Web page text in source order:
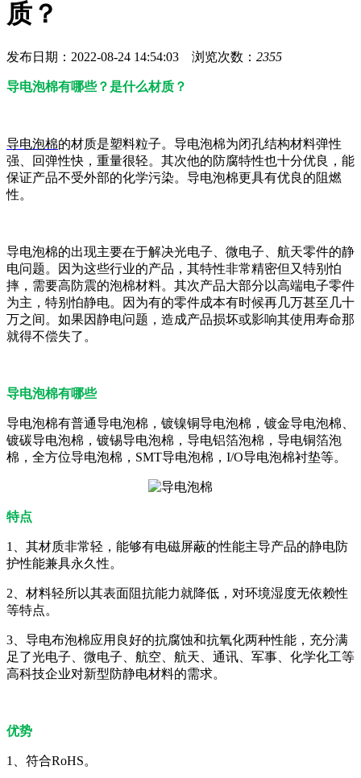
质？
发布日期：2022-08-24 14:54:03 浏览次数： 2355
导电泡棉有哪些？是什么材质？
导电泡棉的材质是塑料粒子。导电泡棉为闭孔结构材料弹性
强、回弹性快，重量很轻。其次他的防腐特性也十分优良，能
保证产品不受外部的化学污染。导电泡棉更具有优良的阻燃
性。
导电泡棉的出现主要在于解决光电子、微电子、航天零件的静
电问题。因为这些行业的产品，其特性非常精密但又特别怕
摔，需要高防震的泡棉材料。其次产品大部分以高端电子零件
为主，特别怕静电。因为有的零件成本有时候再几万甚至几十
万之间。如果因静电问题，造成产品损坏或影响其使用寿命那
就得不偿失了。
导电泡棉有哪些
导电泡棉有普通导电泡棉，镀镍铜导电泡棉，镀金导电泡棉、
镀碳导电泡棉，镀锡导电泡棉，导电铝箔泡棉，导电铜箔泡
棉，全方位导电泡棉，SMT导电泡棉，I/O导电泡棉衬垫等。
特点
1、其材质非常轻，能够有电磁屏蔽的性能主导产品的静电防
护性能兼具永久性。
2、材料轻所以其表面阻抗能力就降低，对环境湿度无依赖性
等特点。
3、导电布泡棉应用良好的抗腐蚀和抗氧化两种性能，充分满
足了光电子、微电子、航空、航天、通讯、军事、化学化工等
高科技企业对新型防静电材料的需求。
优势
1、符合RoHS。